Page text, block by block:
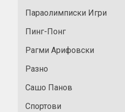
Параолимписки Игри
Пинг-Понг
Рагми Арифовски
Разно
Сашо Панов
Спортови